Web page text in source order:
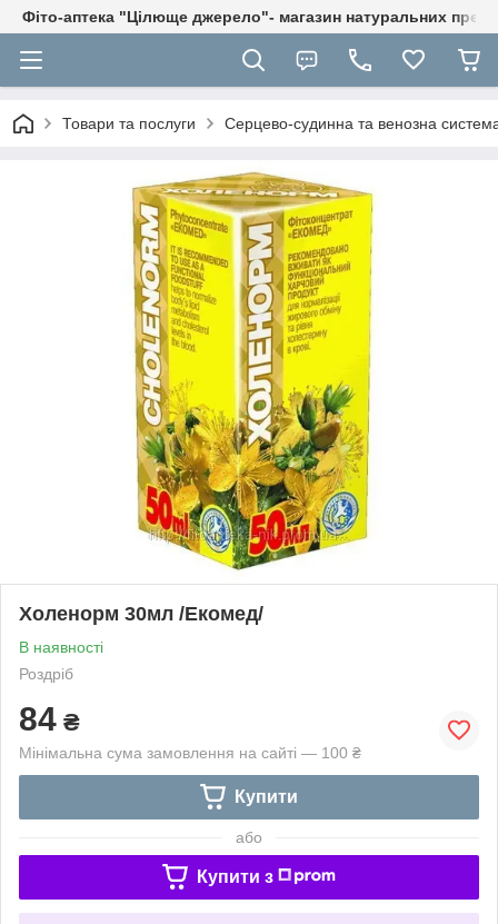
Фіто-аптека "Цілюще джерело"- магазин натуральних
Товари та послуги Серцево-судинна та венозна
Холенорм 30мл /Екомед/
В наявності
Роздріб
84 ₴
Мінімальна сума замовлення на сайті — 100 ₴
Купити
або
Купити з